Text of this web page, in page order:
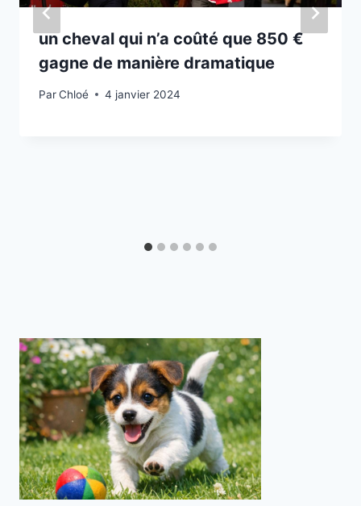
un cheval qui n’a coûté que 850 €
gagne de manière dramatique
ParChloé 4 janvier 2024